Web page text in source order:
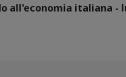
all'economia italiana -